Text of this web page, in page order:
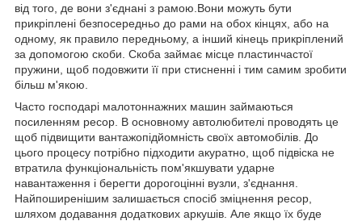
від того, де вони з'єднані з рамою.Вони можуть бути
прикріплені безпосередньо до рами на обох кінцях, або на
одному, як правило передньому, а інший кінець прикріплений
за допомогою скоби. Скоба займає місце пластинчастої
пружини, щоб подовжити її при стисненні і тим самим зробити
більш м'якою.
Часто господарі малотоннажних машин займаються
посиленням ресор. В основному автолюбителі проводять це
щоб підвищити вантажопідйомність своїх автомобілів. До
цього процесу потрібно підходити акуратно, щоб підвіска не
втратила функціональність пом'якшувати ударне
навантаження і берегти дорогоцінні вузли, з'єднання.
Найпоширенішим залишається спосіб зміцнення ресор,
шляхом додавання додаткових аркушів. Але якщо їх буде